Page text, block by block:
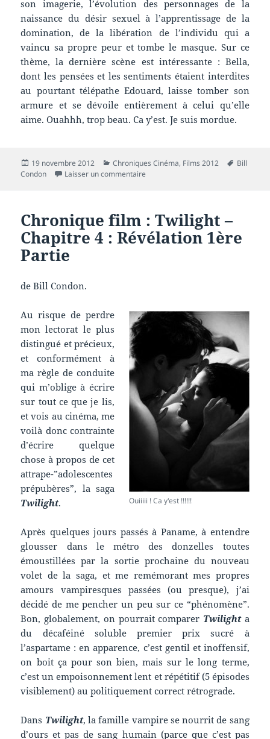
son imagerie, l’évolution des personnages de la
naissance du désir sexuel à l’apprentissage de la
domination, de la libération de l’individu qui a
vaincu sa propre peur et tombe le masque. Sur ce
thème, la dernière scène est intéressante : Bella,
dont les pensées et les sentiments étaient interdites
au pourtant télépathe Edouard, laisse tomber son
armure et se dévoile entièrement à celui qu’elle
aime. Ouahhh, trop beau. Ca y’est. Je suis mordue.
Publié
le
19 novembre 2012 Catégories
Chroniques Cinéma, Films 2012
Mots-
Bill
Condon
Laisser un commentaire
Chronique film : Twilight –
Chapitre 4 : Révélation 1ère
Partie
de Bill Condon.
Ouiiiii ! Ca y'est !!!!!!
Au risque de perdre
mon lectorat le plus
distingué et précieux,
et conformément à
ma règle de conduite
qui m’oblige à écrire
sur tout ce que je lis,
et vois au cinéma, me
voilà donc contrainte
d’écrire quelque
chose à propos de cet
attrape-”adolescentes
prépubères”, la saga
Twilight.
Après quelques jours passés à Paname, à entendre
glousser dans le métro des donzelles toutes
émoustillées par la sortie prochaine du nouveau
volet de la saga, et me remémorant mes propres
amours vampiresques passées (ou presque), j’ai
décidé de me pencher un peu sur ce “phénomène”.
Bon, globalement, on pourrait comparer Twilighta
du décaféiné soluble premier prix sucré à
l’aspartame : en apparence, c’est gentil et inoffensif,
on boit ça pour son bien, mais sur le long terme,
c’est un empoisonnement lent et répétitif (5 épisodes
visiblement) au politiquement correct rétrograde.
Dans Twilight, la famille vampire se nourrit de sang
d’ours et pas de sang humain (parce que c’est pas